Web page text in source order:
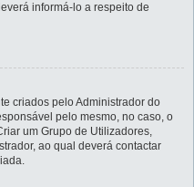
informá-lo a respeito de
criados pelo Administrador do
pelo mesmo, no caso, o
um Grupo de Utilizadores,
ao qual deverá contactar